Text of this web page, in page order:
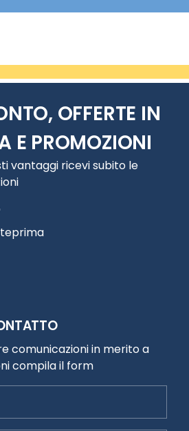
OFFERTE IN
E PROMOZIONI
vantaggi ricevi subito le
comunicazioni in merito a
compila il form